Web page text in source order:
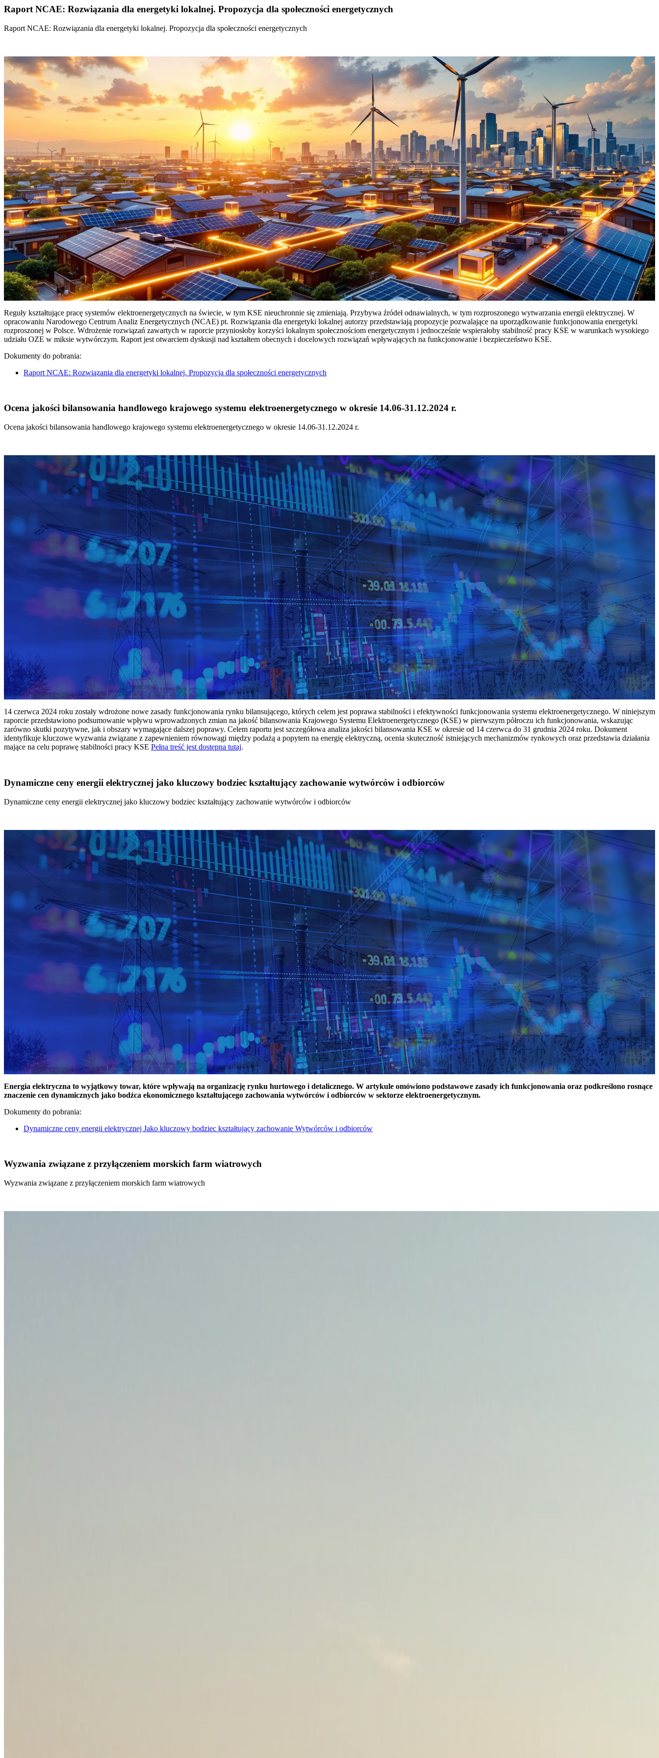
Raport NCAE: Rozwiązania dla energetyki lokalnej. Propozycja dla społeczności energetycznych
Raport NCAE: Rozwiązania dla energetyki lokalnej. Propozycja dla społeczności energetycznych
Reguły kształtujące pracę systemów elektroenergetycznych na świecie, w tym KSE nieuchronnie się zmieniają. Przybywa źródeł odnawialnych, w tym rozproszonego wytwarzania energii elektrycznej. W
opracowaniu Narodowego Centrum Analiz Energetycznych (NCAE) pt. Rozwiązania dla energetyki lokalnej autorzy przedstawiają propozycje pozwalające na uporządkowanie funkcjonowania energetyki
rozproszonej w Polsce. Wdrożenie rozwiązań zawartych w raporcie przyniosłoby korzyści lokalnym społecznościom energetycznym i jednocześnie wspierałoby stabilność pracy KSE w warunkach wysokiego
udziału OZE w miksie wytwórczym. Raport jest otwarciem dyskusji nad kształtem obecnych i docelowych rozwiązań wpływających na funkcjonowanie i bezpieczeństwo KSE.
Dokumenty do pobrania:
Raport NCAE: Rozwiązania dla energetyki lokalnej. Propozycja dla społeczności energetycznych
Ocena jakości bilansowania handlowego krajowego systemu elektroenergetycznego w okresie 14.06-31.12.2024 r.
Ocena jakości bilansowania handlowego krajowego systemu elektroenergetycznego w okresie 14.06-31.12.2024 r.
14 czerwca 2024 roku zostały wdrożone nowe zasady funkcjonowania rynku bilansującego, których celem jest poprawa stabilności i efektywności funkcjonowania systemu elektroenergetycznego. W niniejszym
raporcie przedstawiono podsumowanie wpływu wprowadzonych zmian na jakość bilansowania Krajowego Systemu Elektroenergetycznego (KSE) w pierwszym półroczu ich funkcjonowania, wskazując
zarówno skutki pozytywne, jak i obszary wymagające dalszej poprawy. Celem raportu jest szczegółowa analiza jakości bilansowania KSE w okresie od 14 czerwca do 31 grudnia 2024 roku. Dokument
identyfikuje kluczowe wyzwania związane z zapewnieniem równowagi między podażą a popytem na energię elektryczną, ocenia skuteczność istniejących mechanizmów rynkowych oraz przedstawia działania
mające na celu poprawę stabilności pracy KSE Pełna treść jest dostępna tutaj.
Dynamiczne ceny energii elektrycznej jako kluczowy bodziec kształtujący zachowanie wytwórców i odbiorców
Dynamiczne ceny energii elektrycznej jako kluczowy bodziec kształtujący zachowanie wytwórców i odbiorców
Energia elektryczna to wyjątkowy towar, które wpływają na organizację rynku hurtowego i detalicznego. W artykule omówiono podstawowe zasady ich funkcjonowania oraz podkreślono rosnące
znaczenie cen dynamicznych jako bodźca ekonomicznego kształtującego zachowania wytwórców i odbiorców w sektorze elektroenergetycznym.
Dokumenty do pobrania:
Dynamiczne ceny energii elektrycznej Jako kluczowy bodziec kształtujący zachowanie Wytwórców i odbiorców
Wyzwania związane z przyłączeniem morskich farm wiatrowych
Wyzwania związane z przyłączeniem morskich farm wiatrowych